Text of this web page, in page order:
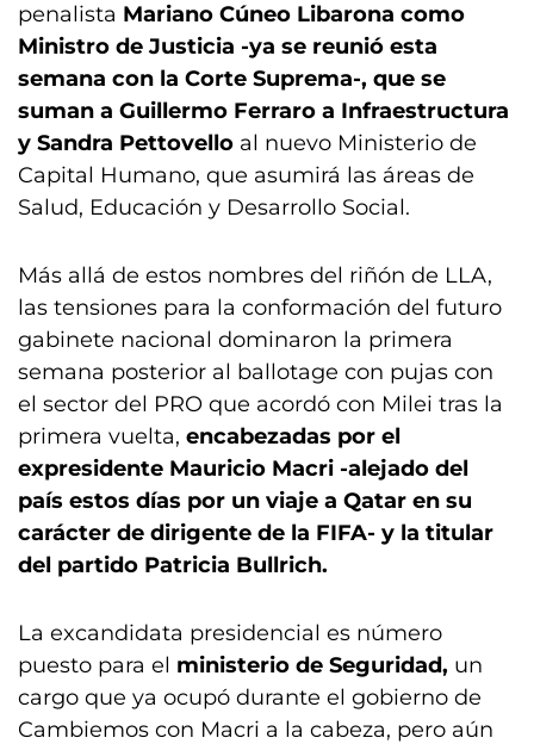
penalista Mariano Cúneo Libarona como
Ministro de Justicia -ya se reunió esta
semana con la Corte Suprema-, que se
suman a Guillermo Ferraro a Infraestructura
y Sandra Pettovello al nuevo Ministerio de
Capital Humano, que asumirá las áreas de
Salud, Educación y Desarrollo Social.
Más allá de estos nombres del riñón de LLA,
las tensiones para la conformación del futuro
gabinete nacional dominaron la primera
semana posterior al ballotage con pujas con
el sector del PRO que acordó con Milei tras la
primera vuelta, encabezadas por el
expresidente Mauricio Macri -alejado del
país estos días por un viaje a Qatar en su
carácter de dirigente de la FIFA- y la titular
del partido Patricia Bullrich.
La excandidata presidencial es número
puesto para el ministerio de Seguridad, un
cargo que ya ocupó durante el gobierno de
Cambiemos con Macri a la cabeza, pero aún